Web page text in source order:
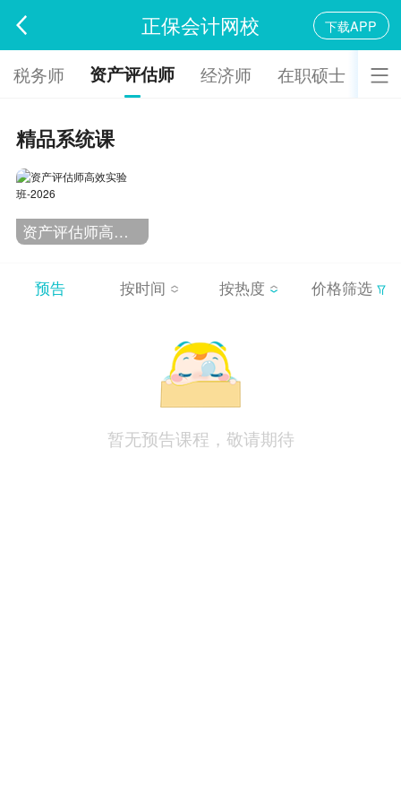
正保会计网校 下载APP
税务师 资产评估师 经济师 在职硕士 审
精品系统课
资产评估师高效实验班-2026
预告 按时间 按热度 价格筛选
暂无预告课程，敬请期待